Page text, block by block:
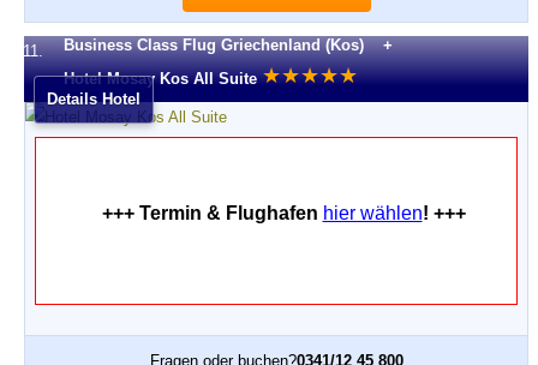
11.
Business Class Flug Griechenland (Kos) +
Hotel Mosay Kos All Suite ★★★★★
Details Hotel
+++ Termin & Flughafen hier wählen! +++
Fragen oder buchen?0341/12 45 800